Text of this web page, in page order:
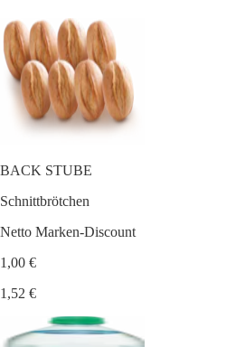
BACK STUBE
Schnittbrötchen
Netto Marken-Discount
1,00 €
1,52 €